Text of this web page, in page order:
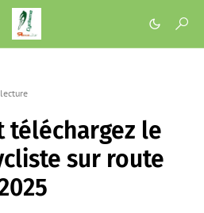
téléchargez le
sur route